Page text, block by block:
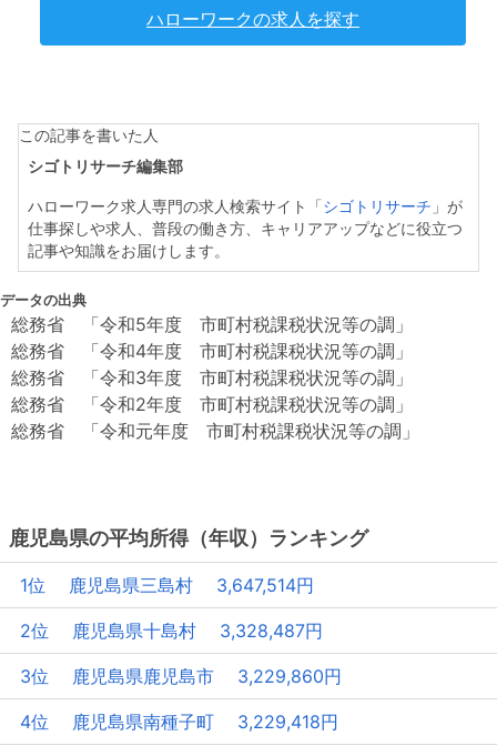
ハローワークの求人を探す
この記事を書いた人
シゴトリサーチ編集部
ハローワーク求人専門の求人検索サイト「 シゴトリサーチ 」が
仕事探しや求人、普段の働き方、キャリアアップなどに役立つ
記事や知識をお届けします。
データの出典
総務省 「令和5年度 市町村税課税状況等の調」
総務省 「令和4年度 市町村税課税状況等の調」
総務省 「令和3年度 市町村税課税状況等の調」
総務省 「令和2年度 市町村税課税状況等の調」
総務省 「令和元年度 市町村税課税状況等の調」
鹿児島県の平均所得（年収）ランキング
1位 鹿児島県三島村 3,647,514円
2位 鹿児島県十島村 3,328,487円
3位 鹿児島県鹿児島市 3,229,860円
4位 鹿児島県南種子町 3,229,418円